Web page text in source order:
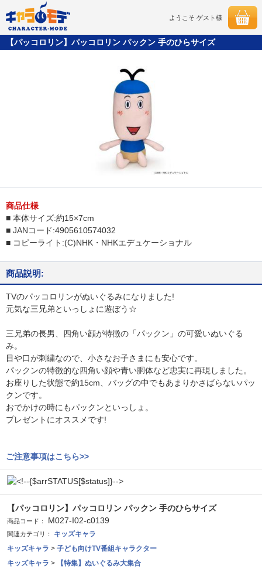
ようこそ ゲスト様
【パッコロリン】パッコロリン パックン 手のひらサイズ
商品仕様
■ 本体サイズ:約15×7cm
■ JANコード:4905610574032
■ コピーライト:(C)NHK・NHKエデュケーショナル
商品説明:
TVのパッコロリンがぬいぐるみになりました!
元気な三兄弟といっしょに遊ぼう☆
三兄弟の長男、四角い顔が特徴の「パックン」の可愛いぬいぐる
み。
目や口が刺繍なので、小さなお子さまにも安心です。
パックンの特徴的な四角い顔や青い胴体など忠実に再現しました。
お座りした状態で約15cm、バッグの中でもあまりかさばらないパッ
クンです。
おでかけの時にもパックンといっしょ。
プレゼントにオススメです!
ご注意事項はこちら>>
【パッコロリン】パッコロリン パックン 手のひらサイズ
商品コード： M027-I02-c0139
関連カテゴリ：
キッズキャラ
キッズキャラ > 子ども向けTV番組キャラクター
キッズキャラ > 【特集】ぬいぐるみ大集合